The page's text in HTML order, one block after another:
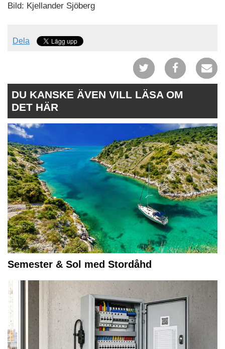
Bild: Kjellander Sjöberg
Dela
DU KANSKE ÄVEN VILL LÄSA OM
DET HÄR
Semester & Sol med Stordåhd